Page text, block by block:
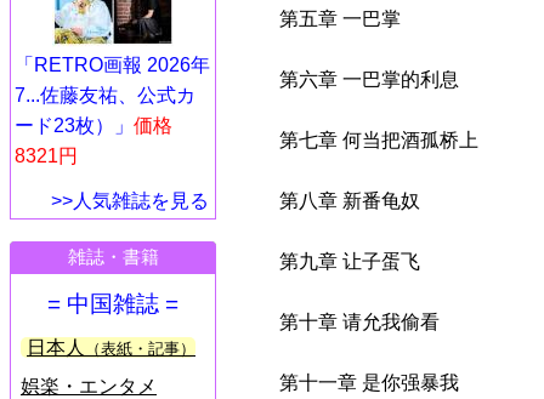
「RETRO画報 2026年
7...佐藤友祐、公式カ
ード23枚）」 価格
8321円
>>人気雑誌を見る
雑誌・書籍
= 中国雑誌 =
日本人 （表紙・記事）
娯楽・エンタメ
第五章 一巴掌
第六章 一巴掌的利息
第七章 何当把酒孤桥上
第八章 新番龟奴
第九章 让子蛋飞
第十章 请允我偷看
第十一章 是你强暴我